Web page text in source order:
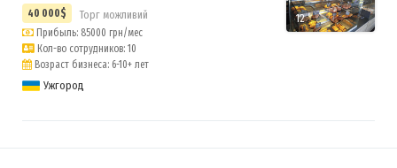
12
40 000$ Торг можливий
Прибыль: 85000 грн/мес
Кол-во сотрудников: 10
Возраст бизнеса: 6-10+ лет
Ужгород